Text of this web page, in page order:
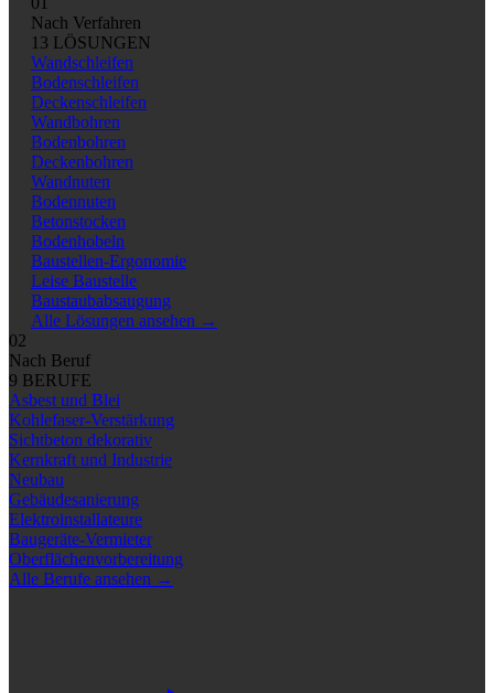
Nach Verfahren
13 LÖSUNGEN
Wandschleifen
Bodenschleifen
Deckenschleifen
Wandbohren
Bodenbohren
Deckenbohren
Wandnuten
Bodennuten
Betonstocken
Bodenhobeln
Baustellen-Ergonomie
Leise Baustelle
Baustaubabsaugung
Alle Lösungen ansehen →
02
Nach Beruf
9 BERUFE
Asbest und Blei
Kohlefaser-Verstärkung
Sichtbeton dekorativ
Kernkraft und Industrie
Neubau
Gebäudesanierung
Elektroinstallateure
Baugeräte-Vermieter
Oberflächenvorbereitung
Alle Berufe ansehen →